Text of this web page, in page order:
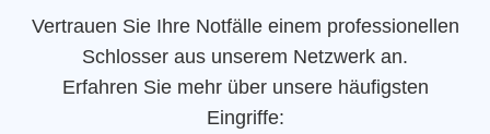
Vertrauen Sie Ihre Notfälle einem professionellen
Schlosser aus unserem Netzwerk an.
Erfahren Sie mehr über unsere häufigsten
Eingriffe: